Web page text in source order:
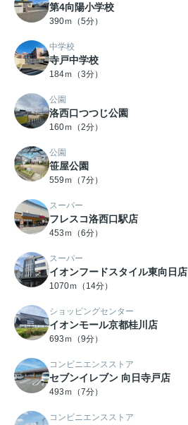
第4向陽小学校
390ｍ（5分）
中学校
寺戸中学校
184ｍ（3分）
公園
洛西口つつじ公園
160ｍ（2分）
公園
笹屋公園
559ｍ（7分）
スーパー
フレスコ洛西口駅店
453ｍ（6分）
スーパー
イオンフードスタイル東向日店
1070ｍ（14分）
ショッピングセンター
イオンモール京都桂川店
693ｍ（9分）
コンビニエンスストア
セブンイレブン 向日寺戸店
493ｍ（7分）
コンビニエンスストア